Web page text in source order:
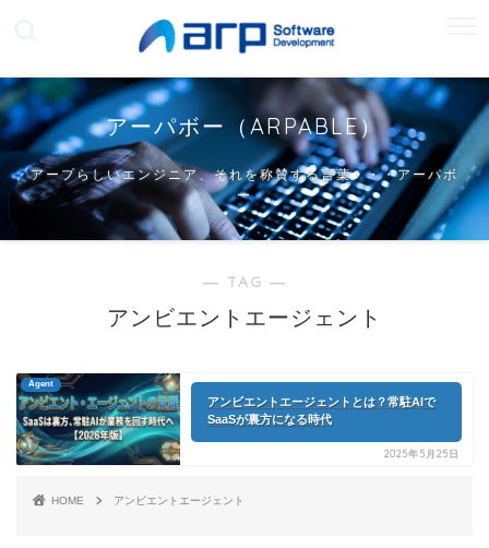
アーパボー（ARPABLE）
アープらしいエンジニア、それを称賛する言葉・・・アーパボ
ー
― TAG ―
アンビエントエージェント
Agent
アンビエントエージェントとは？常駐AIで
SaaSが裏方になる時代
2025年5月25日
HOME アンビエントエージェント